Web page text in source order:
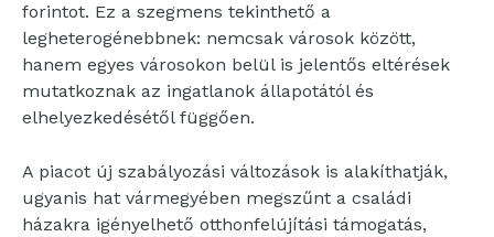
forintot. Ez a szegmens tekinthető a
legheterogénebbnek: nemcsak városok között,
hanem egyes városokon belül is jelentős eltérések
mutatkoznak az ingatlanok állapotától és
elhelyezkedésétől függően.
A piacot új szabályozási változások is alakíthatják,
ugyanis hat vármegyében megszűnt a családi
házakra igényelhető otthonfelújítási támogatás,